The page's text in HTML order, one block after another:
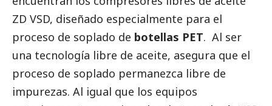
ZD VSD, diseñado especialmente para el
proceso de soplado de botellas PET. Al ser
una tecnología libre de aceite, asegura que el
proceso de soplado permanezca libre de
impurezas. Al igual que los equipos